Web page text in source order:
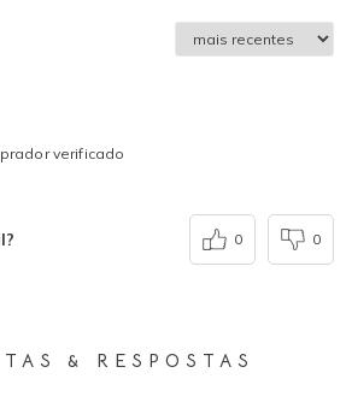
verificado
0 0
& RESPOSTAS